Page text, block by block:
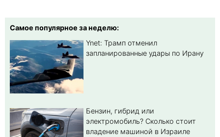
Самое популярное за неделю:
Ynet: Трамп отменил
запланированные удары по Ирану
Бензин, гибрид или
электромобиль? Cколько стоит
владение машиной в Израиле